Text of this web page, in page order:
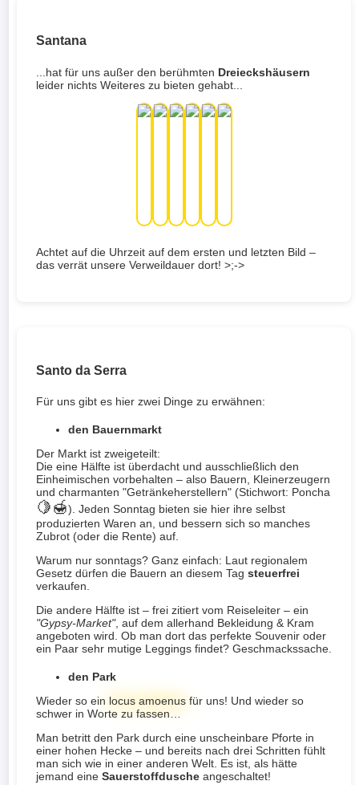
Santana
...hat für uns außer den berühmten Dreieckshäusern
leider nichts Weiteres zu bieten gehabt...
Achtet auf die Uhrzeit auf dem ersten und letzten Bild –
das verrät unsere Verweildauer dort! >;->
Santo da Serra
Für uns gibt es hier zwei Dinge zu erwähnen:
den Bauernmarkt
Der Markt ist zweigeteilt:
Die eine Hälfte ist überdacht und ausschließlich den
Einheimischen vorbehalten – also Bauern, Kleinerzeugern
und charmanten "Getränkeherstellern" (Stichwort: Poncha
🍋🍯). Jeden Sonntag bieten sie hier ihre selbst
produzierten Waren an, und bessern sich so manches
Zubrot (oder die Rente) auf.
Warum nur sonntags? Ganz einfach: Laut regionalem
Gesetz dürfen die Bauern an diesem Tagsteuerfrei
verkaufen.
Die andere Hälfte ist – frei zitiert vom Reiseleiter – ein
"Gypsy-Market", auf dem allerhand Bekleidung & Kram
angeboten wird. Ob man dort das perfekte Souvenir oder
ein Paar sehr mutige Leggings findet? Geschmackssache.
den Park
Wieder so ein locus amoenus für uns! Und wieder so
schwer in Worte zu fassen…
Man betritt den Park durch eine unscheinbare Pforte in
einer hohen Hecke – und bereits nach drei Schritten fühlt
man sich wie in einer anderen Welt. Es ist, als hätte
jemand eineSauerstoffdusche angeschaltet!